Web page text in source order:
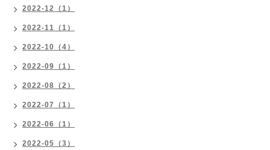
2022-12（1）
2022-11（1）
2022-10（4）
2022-09（1）
2022-08（2）
2022-07（1）
2022-06（1）
2022-05（3）